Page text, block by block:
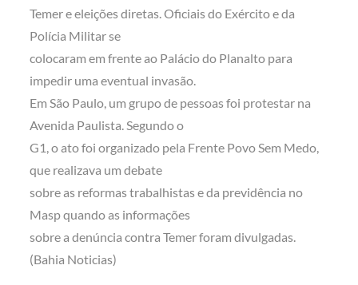
Temer e eleições diretas. Oficiais do Exército e da
Polícia Militar se
colocaram em frente ao Palácio do Planalto para
impedir uma eventual invasão.
Em São Paulo, um grupo de pessoas foi protestar na
Avenida Paulista. Segundo o
G1, o ato foi organizado pela Frente Povo Sem Medo,
que realizava um debate
sobre as reformas trabalhistas e da previdência no
Masp quando as informações
sobre a denúncia contra Temer foram divulgadas.
(Bahia Noticias)